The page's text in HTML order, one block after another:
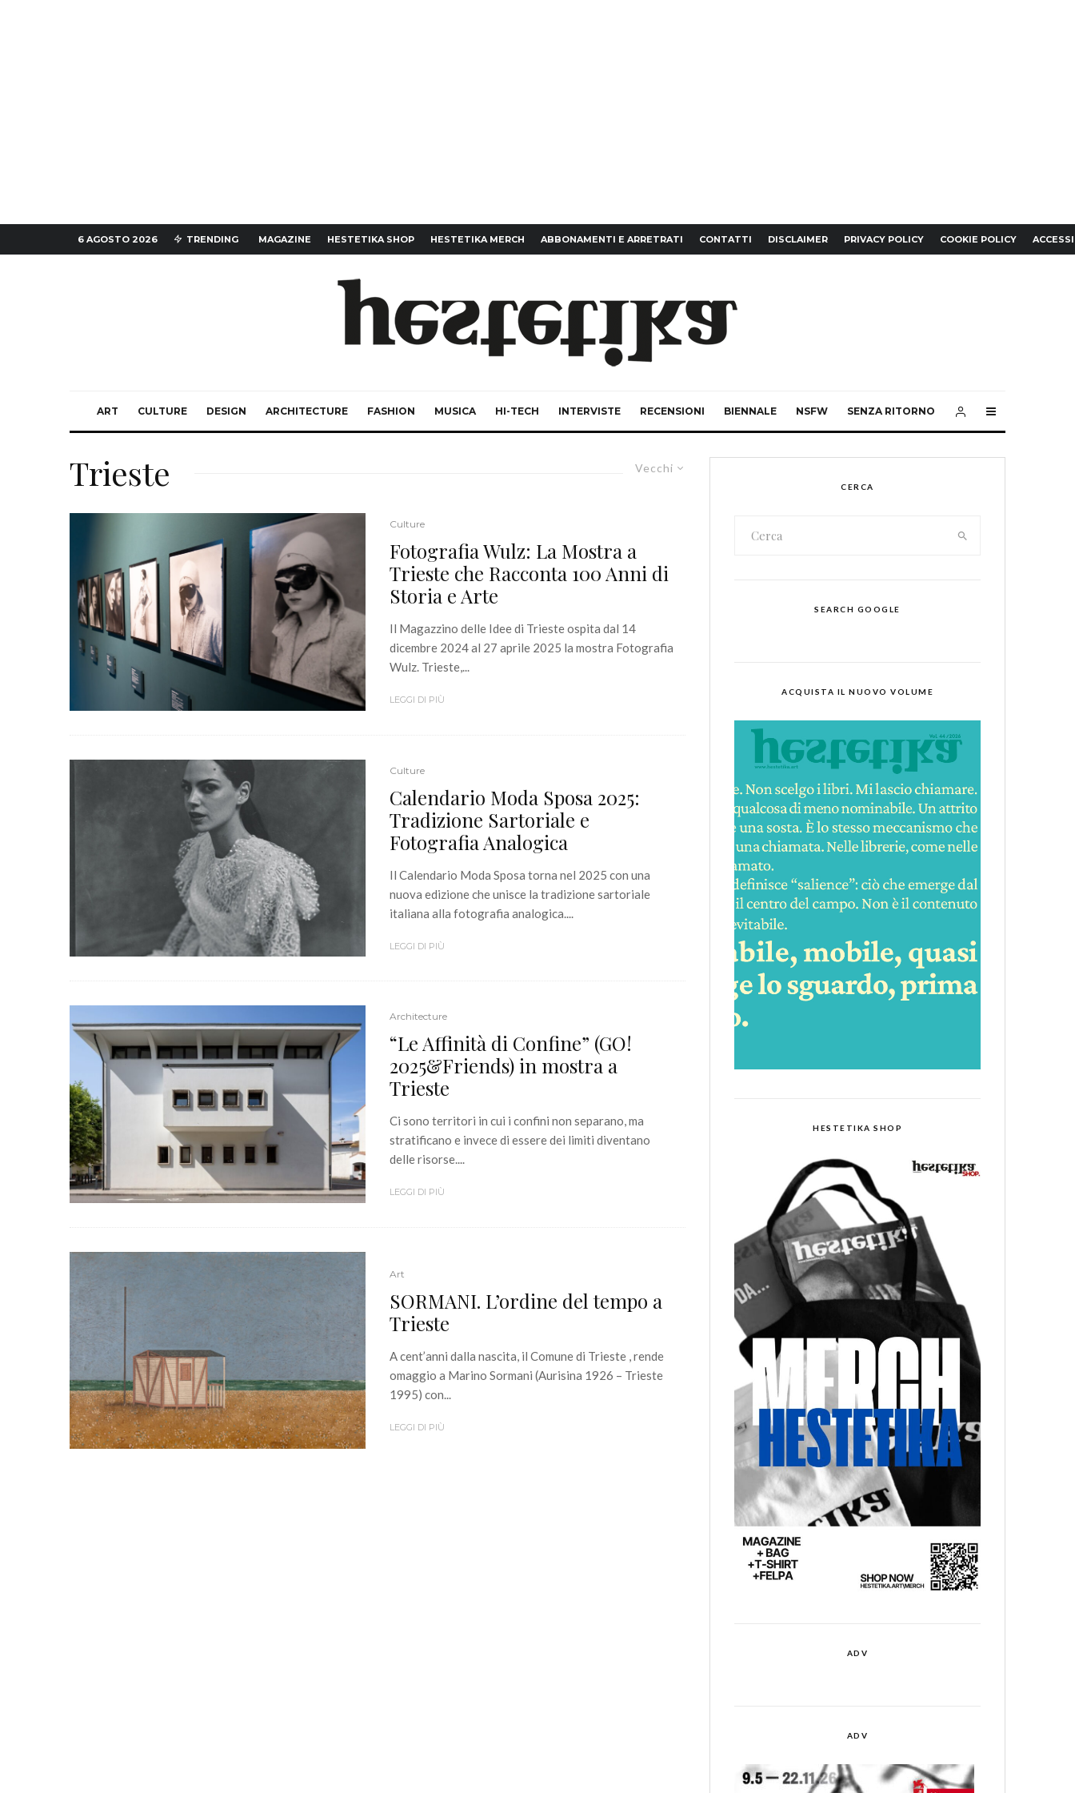
6 AGOSTO 2026 TRENDING MAGAZINE HESTETIKA SHOP HESTETIKA MERCH ABBONAMENTI E ARRETRATI CONTATTI DISCLAIMER PRIVACY POLICY COOKIE POLICY
ART CULTURE DESIGN ARCHITECTURE FASHION MUSICA HI-TECH INTERVISTE RECENSIONI BIENNALE NSFW SENZA RITORNO
Vecchi
Trieste
Culture
Fotografia Wulz: La Mostra a
Trieste che Racconta 100 Anni di
Storia e Arte
Il Magazzino delle Idee di Trieste ospita dal 14
dicembre 2024 al 27 aprile 2025 la mostra Fotografia
Wulz. Trieste,...
LEGGI DI PIÙ
Culture
Calendario Moda Sposa 2025:
Tradizione Sartoriale e
Fotografia Analogica
Il Calendario Moda Sposa torna nel 2025 con una
nuova edizione che unisce la tradizione sartoriale
italiana alla fotografia analogica....
LEGGI DI PIÙ
Architecture
“Le Affinità di Confine” (GO!
2025&Friends) in mostra a
Trieste
Ci sono territori in cui i confini non separano, ma
stratificano e invece di essere dei limiti diventano
delle risorse....
LEGGI DI PIÙ
Art
SORMANI. L’ordine del tempo a
Trieste
A cent’anni dalla nascita, il Comune di Trieste , rende
omaggio a Marino Sormani (Aurisina 1926 – Trieste
1995) con...
LEGGI DI PIÙ
CERCA
SEARCH GOOGLE
ACQUISTA IL NUOVO VOLUME
HESTETIKA SHOP
ADV
ADV